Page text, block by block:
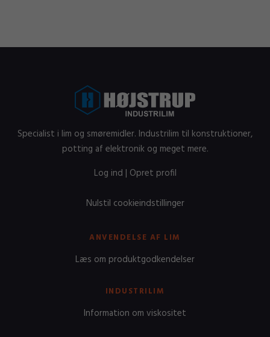
Specialist i lim og smøremidler. Industrilim til konstruktioner,
potting af elektronik og meget mere.
Log ind | Opret profil
Nulstil cookieindstillinger
ANVENDELSE AF LIM
Læs om produktgodkendelser
INDUSTRILIM
Information om viskositet